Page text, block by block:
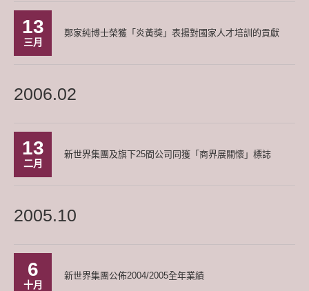
13
三月
鄭家純博士榮獲「炎黃獎」表揚對國家人才培訓的貢獻
2006.02
13
二月
新世界集團及旗下25間公司同獲「商界展關懷」標誌
2005.10
6
十月
新世界集團公佈2004/2005全年業績